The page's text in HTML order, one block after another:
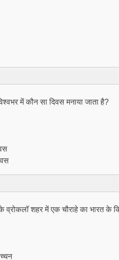
में कौन सा दिवस मनाया जाता है?
व्रोकलॉ शहर में एक चौराहे का भारत के